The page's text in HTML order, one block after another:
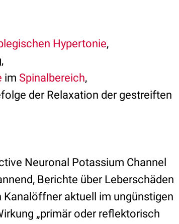
Hypertonie,
im Spinalbereich,
der Relaxation der gestreiften
Neuronal Potassium Channel
Berichte über Leberschäden
aktuell im ungünstigen
„primär oder reflektorisch